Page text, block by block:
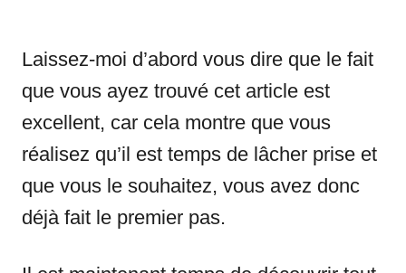
Laissez-moi d’abord vous dire que le fait
que vous ayez trouvé cet article est
excellent, car cela montre que vous
réalisez qu’il est temps de lâcher prise et
que vous le souhaitez, vous avez donc
déjà fait le premier pas.